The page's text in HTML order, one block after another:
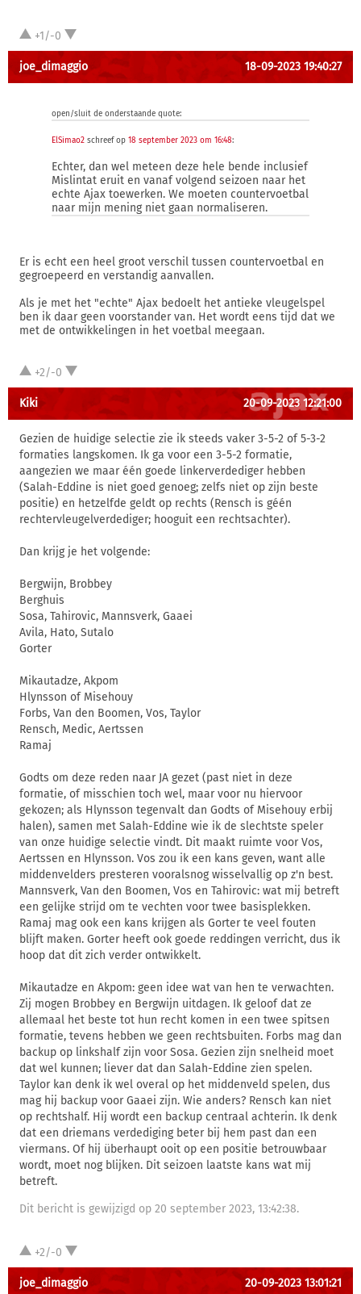
+1/-0
joe_dimaggio 18-09-2023 19:40:27
open/sluit de onderstaande quote:
ElSimao2 schreef op 18 september 2023 om 16:48:
Echter, dan wel meteen deze hele bende inclusief
Mislintat eruit en vanaf volgend seizoen naar het
echte Ajax toewerken. We moeten countervoetbal
naar mijn mening niet gaan normaliseren.
Er is echt een heel groot verschil tussen countervoetbal en
gegroepeerd en verstandig aanvallen.
Als je met het "echte" Ajax bedoelt het antieke vleugelspel
ben ik daar geen voorstander van. Het wordt eens tijd dat we
met de ontwikkelingen in het voetbal meegaan.
+2/-0
Kiki 20-09-2023 12:21:00
Gezien de huidige selectie zie ik steeds vaker 3-5-2 of 5-3-2
formaties langskomen. Ik ga voor een 3-5-2 formatie,
aangezien we maar één goede linkerverdediger hebben
(Salah-Eddine is niet goed genoeg; zelfs niet op zijn beste
positie) en hetzelfde geldt op rechts (Rensch is géén
rechtervleugelverdediger; hooguit een rechtsachter).
Dan krijg je het volgende:
Bergwijn, Brobbey
Berghuis
Sosa, Tahirovic, Mannsverk, Gaaei
Avila, Hato, Sutalo
Gorter
Mikautadze, Akpom
Hlynsson of Misehouy
Forbs, Van den Boomen, Vos, Taylor
Rensch, Medic, Aertssen
Ramaj
Godts om deze reden naar JA gezet (past niet in deze
formatie, of misschien toch wel, maar voor nu hiervoor
gekozen; als Hlynsson tegenvalt dan Godts of Misehouy erbij
halen), samen met Salah-Eddine wie ik de slechtste speler
van onze huidige selectie vindt. Dit maakt ruimte voor Vos,
Aertssen en Hlynsson. Vos zou ik een kans geven, want alle
middenvelders presteren vooralsnog wisselvallig op z'n best.
Mannsverk, Van den Boomen, Vos en Tahirovic: wat mij betreft
een gelijke strijd om te vechten voor twee basisplekken.
Ramaj mag ook een kans krijgen als Gorter te veel fouten
blijft maken. Gorter heeft ook goede reddingen verricht, dus ik
hoop dat dit zich verder ontwikkelt.
Mikautadze en Akpom: geen idee wat van hen te verwachten.
Zij mogen Brobbey en Bergwijn uitdagen. Ik geloof dat ze
allemaal het beste tot hun recht komen in een twee spitsen
formatie, tevens hebben we geen rechtsbuiten. Forbs mag dan
backup op linkshalf zijn voor Sosa. Gezien zijn snelheid moet
dat wel kunnen; liever dat dan Salah-Eddine zien spelen.
Taylor kan denk ik wel overal op het middenveld spelen, dus
mag hij backup voor Gaaei zijn. Wie anders? Rensch kan niet
op rechtshalf. Hij wordt een backup centraal achterin. Ik denk
dat een driemans verdediging beter bij hem past dan een
viermans. Of hij überhaupt ooit op een positie betrouwbaar
wordt, moet nog blijken. Dit seizoen laatste kans wat mij
betreft.
Dit bericht is gewijzigd op 20 september 2023, 13:42:38.
+2/-0
joe_dimaggio 20-09-2023 13:01:21